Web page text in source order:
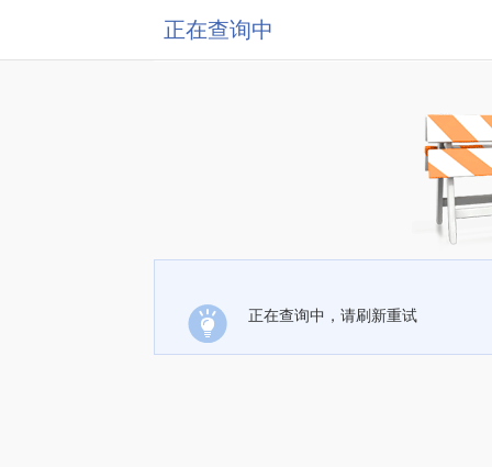
正在查询中
正在查询中，请刷新重试